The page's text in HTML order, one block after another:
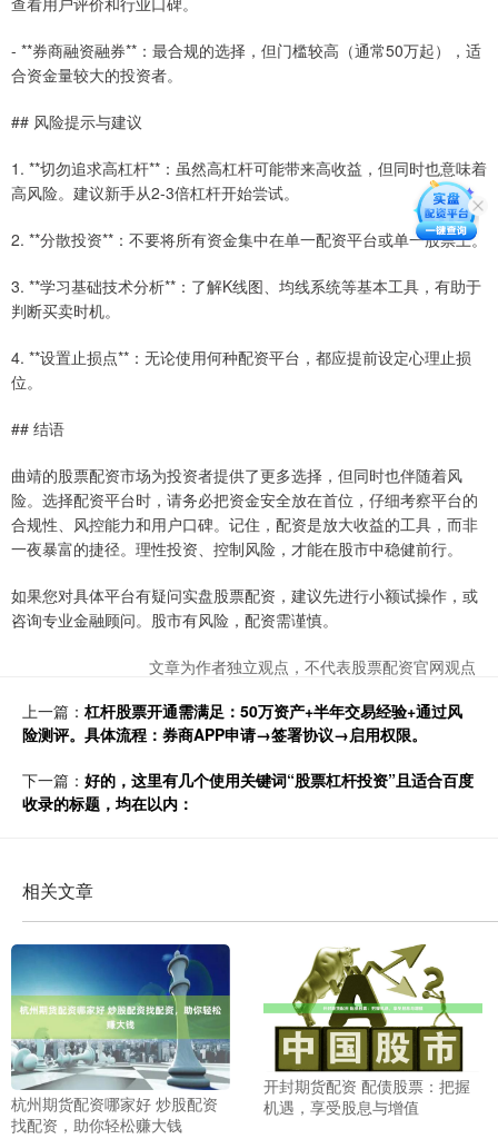
- **券商融资融券**：最合规的选择，但门槛较高（通常50万起），适
合资金量较大的投资者。
## 风险提示与建议
1. **切勿追求高杠杆**：虽然高杠杆可能带来高收益，但同时也意味着
高风险。建议新手从2-3倍杠杆开始尝试。
2. **分散投资**：不要将所有资金集中在单一配资平台或单一股票上。
3. **学习基础技术分析**：了解K线图、均线系统等基本工具，有助于
判断买卖时机。
4. **设置止损点**：无论使用何种配资平台，都应提前设定心理止损
位。
## 结语
曲靖的股票配资市场为投资者提供了更多选择，但同时也伴随着风
险。选择配资平台时，请务必把资金安全放在首位，仔细考察平台的
合规性、风控能力和用户口碑。记住，配资是放大收益的工具，而非
一夜暴富的捷径。理性投资、控制风险，才能在股市中稳健前行。
如果您对具体平台有疑问实盘股票配资，建议先进行小额试操作，或
咨询专业金融顾问。股市有风险，配资需谨慎。
文章为作者独立观点，不代表股票配资官网观点
上一篇： 杠杆股票开通需满足：50万资产+半年交易经验+通过风
险测评。具体流程：券商APP申请→签署协议→启用权限。
下一篇： 好的，这里有几个使用关键词“股票杠杆投资”且适合百度
收录的标题，均在以内：
相关文章
杭州期货配资哪家好 炒股配资
找配资，助你轻松赚大钱
开封期货配资 配债股票：把握
机遇，享受股息与增值